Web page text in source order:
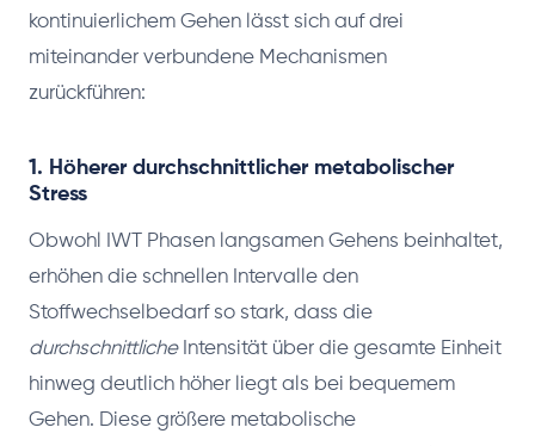
kontinuierlichem Gehen lässt sich auf drei
miteinander verbundene Mechanismen
zurückführen:
1. Höherer durchschnittlicher metabolischer
Stress
Obwohl IWT Phasen langsamen Gehens beinhaltet,
erhöhen die schnellen Intervalle den
Stoffwechselbedarf so stark, dass die
durchschnittlicheIntensität über die gesamte Einheit
hinweg deutlich höher liegt als bei bequemem
Gehen. Diese größere metabolische